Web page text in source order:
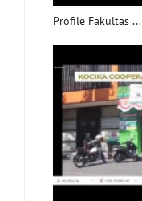
Profile Fakultas ...